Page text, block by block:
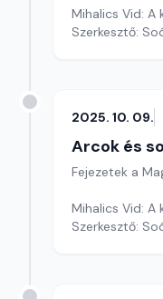
Mihalics Vid: A
Szerkesztő:
2025. 10. 09.
Arcok és
Fejezetek a
Mihalics Vid: A
Szerkesztő: